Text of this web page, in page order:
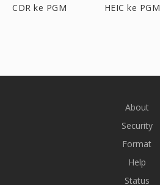
CDR ke PGM HEIC ke PGM
About
Security
Format
Help
Status